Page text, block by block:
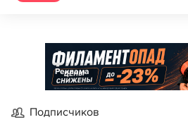
Реклама
Подписчиков